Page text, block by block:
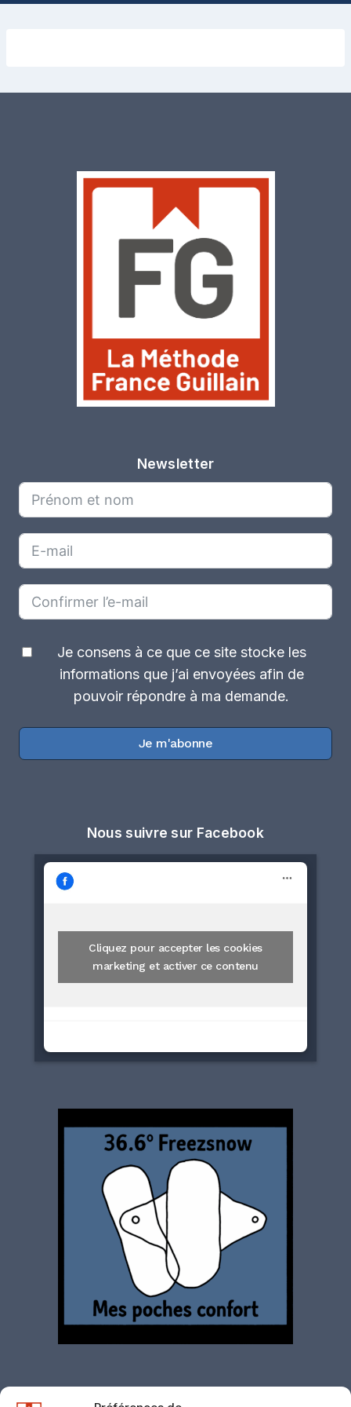
Newsletter
Je consens à ce que ce site stocke les
informations que j’ai envoyées afin de
pouvoir répondre à ma demande.
Je m'abonne
Nous suivre sur Facebook
Cliquez pour accepter les cookies
marketing et activer ce contenu